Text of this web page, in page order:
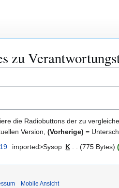
zu
die Radiobuttons der zu
Version, (Vorherige) =
imported>Sysop K 775 Bytes
Mobile Ansicht